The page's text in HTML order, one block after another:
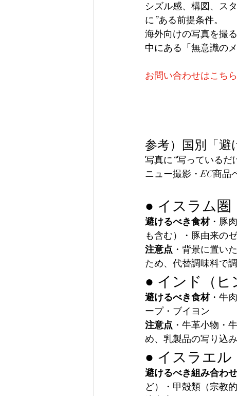
シズル感、構図、ス
に”ある前提条件。
海外向けの写真を撮
中にある「無意識の
お問い合わせはこちら
参考）国別「避
写真に“写っているだ
ニュー撮影・EC商品
● イスラム圏
避けるべき食材・豚
も含む）・豚由来の
注意点 ・背景に置い
ため、代替調味料で
● インド（ヒ
避けるべき食材・牛
ープ・ブイヨン
注意点 ・牛革小物・
め、乳製品の写り込
● イスラエル
避けるべき組み合わせ
ど）・甲殻類（宗教